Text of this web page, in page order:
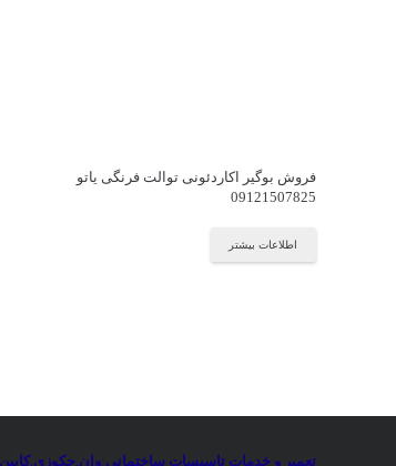
فروش بوگیر اکاردئونی توالت فرنگی یاتو
09121507825
اطلاعات بیشتر
تعمیر و خدمات تاسیسات ساختمانی:وان جکوزی ,